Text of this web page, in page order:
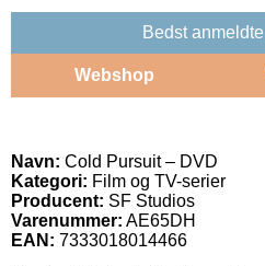
Bedst
Webshop
Navn: Cold Pursuit – DVD
Kategori: Film og TV-serier
Producent: SF Studios
Varenummer: AE65DH
EAN: 7333018014466